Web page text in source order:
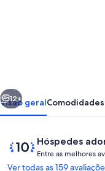
thoroughbred
horse
Próximo
12+
Visão geralComodidades
AvaliaçõesHóspedes
10
de
10,
Entre as melhores
Ver todas as 159